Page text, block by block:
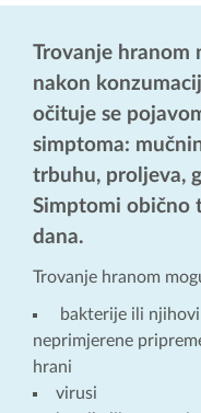
Trovanje hranom
nakon
očituje se
simptoma:
trbuhu, proljeva,
Simptomi obično
dana.
Trovanje hranom
bakterije ili
neprimjerene
hrani
virusi